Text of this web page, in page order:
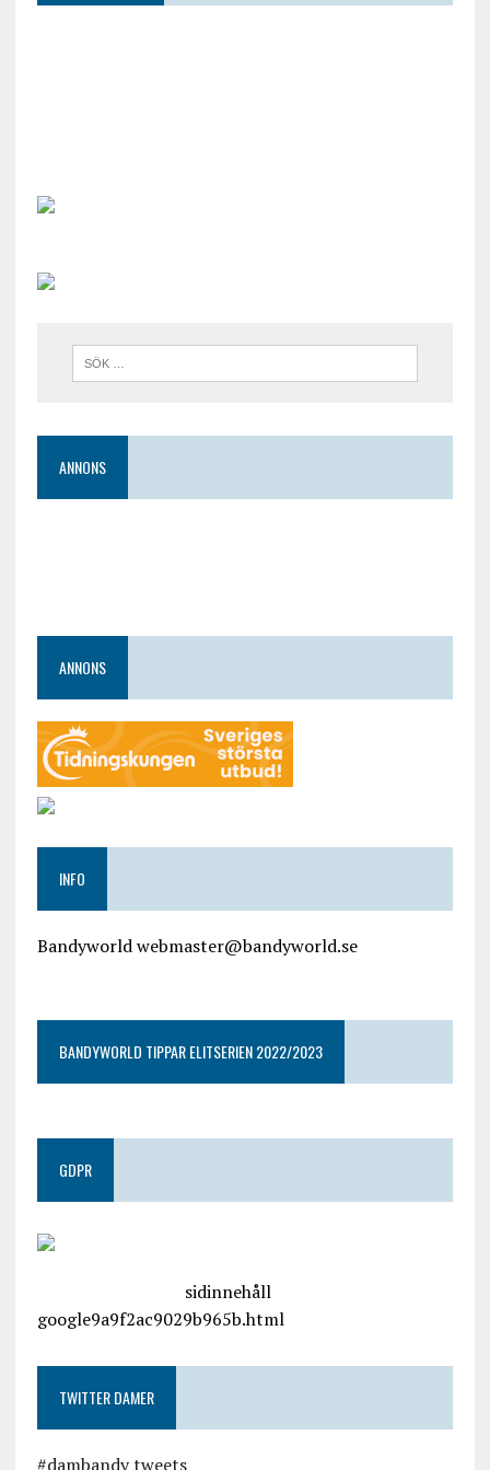
ANNONS
ANNONS
INFO
Bandyworld webmaster@bandyworld.se
BANDYWORLD TIPPAR ELITSERIEN 2022/2023
GDPR
sidinnehåll
google9a9f2ac9029b965b.html
TWITTER DAMER
#dambandy tweets